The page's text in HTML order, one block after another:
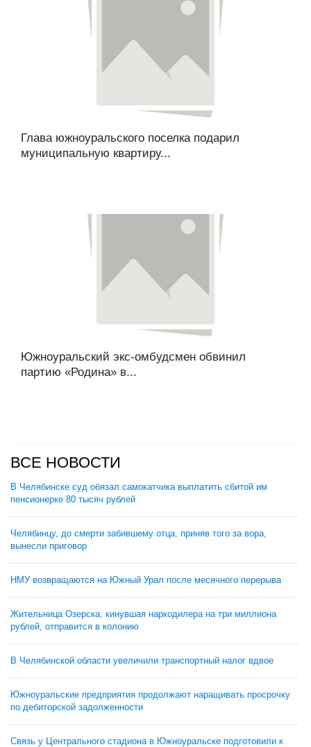
Глава южноуральского поселка подарил
муниципальную квартиру...
Южноуральский экс-омбудсмен обвинил
партию «Родина» в...
ВСЕ НОВОСТИ
В Челябинске суд обязал самокатчика выплатить сбитой им
пенсионерке 80 тысяч рублей
Челябинцу, до смерти забившему отца, приняв того за вора,
вынесли приговор
НМУ возвращаются на Южный Урал после месячного перерыва
Жительница Озерска, кинувшая наркодилера на три миллиона
рублей, отправится в колонию
В Челябинской области увеличили транспортный налог вдвое
Южноуральские предприятия продолжают наращивать просрочку
по дебиторской задолженности
Связь у Центрального стадиона в Южноуральске подготовили к